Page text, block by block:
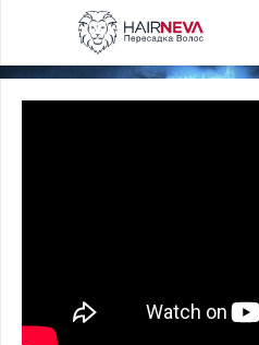
Trasplante De